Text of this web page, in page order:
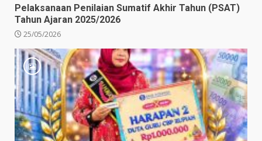
Pelaksanaan Penilaian Sumatif Akhir Tahun (PSAT)
Tahun Ajaran 2025/2026
25/05/2026